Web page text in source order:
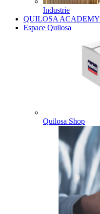
Industrie
QUILOSA ACADEMY
Espace Quilosa
Quilosa Shop